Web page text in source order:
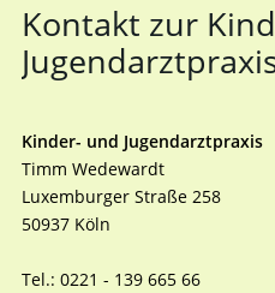
Kontakt zur
Kinder- und Jugendarztpraxis
Timm Wedewardt
Luxemburger Straße 258
50937 Köln
Tel.: 0221 - 139 665 66